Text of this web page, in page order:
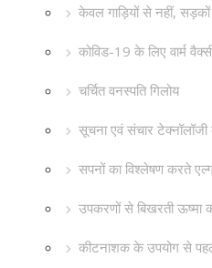
केवल गाड़ियों से नहीं,
कोविड-19 के लिए वार्म
चर्चित वनस्पति गिलोय
सूचना एवं संचार
सपनों का विश्लेषण करते
उपकरणों से बिखरती ऊष्मा
कीटनाशक के उपयोग से पहले